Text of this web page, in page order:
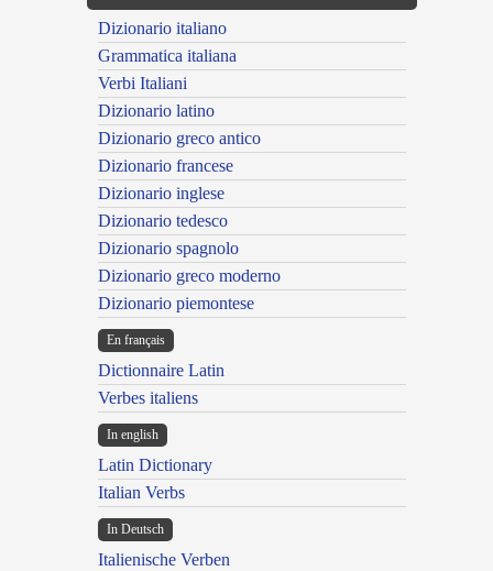
Dizionario italiano
Grammatica italiana
Verbi Italiani
Dizionario latino
Dizionario greco antico
Dizionario francese
Dizionario inglese
Dizionario tedesco
Dizionario spagnolo
Dizionario greco moderno
Dizionario piemontese
En français
Dictionnaire Latin
Verbes italiens
In english
Latin Dictionary
Italian Verbs
In Deutsch
Italienische Verben